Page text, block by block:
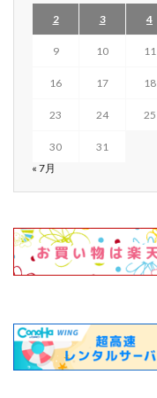
2 3 4
9 10 11
16 17 18
23 24 25
30
31
« 7月